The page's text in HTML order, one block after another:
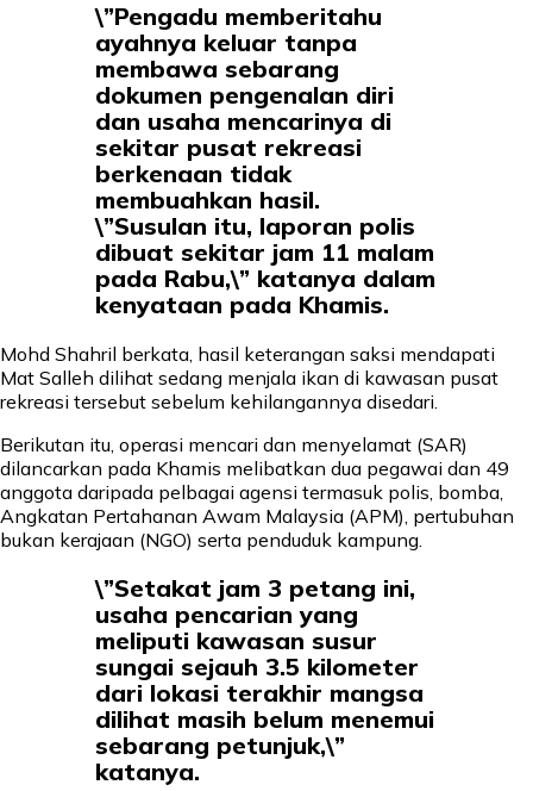
\”Pengadu memberitahu
ayahnya keluar tanpa
membawa sebarang
dokumen pengenalan diri
dan usaha mencarinya di
sekitar pusat rekreasi
berkenaan tidak
membuahkan hasil.
\”Susulan itu, laporan polis
dibuat sekitar jam 11 malam
pada Rabu,\” katanya dalam
kenyataan pada Khamis.
Mohd Shahril berkata, hasil keterangan saksi mendapati
Mat Salleh dilihat sedang menjala ikan di kawasan pusat
rekreasi tersebut sebelum kehilangannya disedari.
Berikutan itu, operasi mencari dan menyelamat (SAR)
dilancarkan pada Khamis melibatkan dua pegawai dan 49
anggota daripada pelbagai agensi termasuk polis, bomba,
Angkatan Pertahanan Awam Malaysia (APM), pertubuhan
bukan kerajaan (NGO) serta penduduk kampung.
\”Setakat jam 3 petang ini,
usaha pencarian yang
meliputi kawasan susur
sungai sejauh 3.5 kilometer
dari lokasi terakhir mangsa
dilihat masih belum menemui
sebarang petunjuk,\”
katanya.